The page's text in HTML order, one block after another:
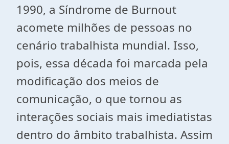
1990, a Síndrome de Burnout
acomete milhões de pessoas no
cenário trabalhista mundial. Isso,
pois, essa década foi marcada pela
modificação dos meios de
comunicação, o que tornou as
interações sociais mais imediatistas
dentro do âmbito trabalhista. Assim